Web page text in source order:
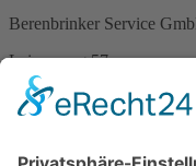
Berenbrinker Service
Leinenweg 57
33415 Verl